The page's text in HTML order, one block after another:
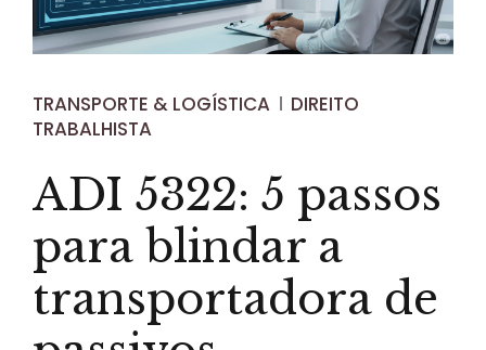
TRANSPORTE & LOGÍSTICA
DIREITO
TRABALHISTA
ADI 5322: 5 passos
para blindar a
transportadora de